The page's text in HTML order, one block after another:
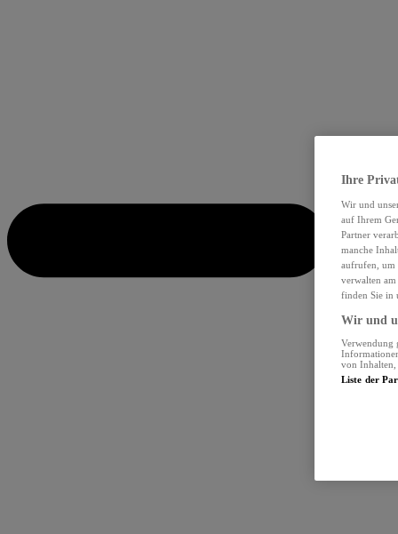
Ihre
Wir und
auf Ihrem
Partner
manche
aufrufen, um
verwalten
finden Sie in
Wir und
Verwendung
von Inhalten,
Liste der